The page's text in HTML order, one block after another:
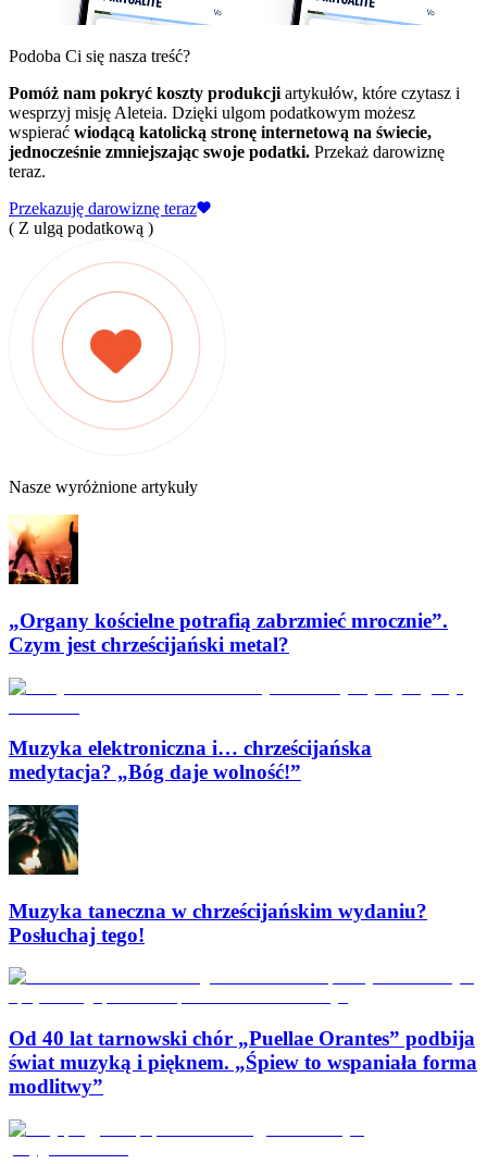
Podoba Ci się nasza treść?
Pomóż nam pokryć koszty produkcji artykułów, które czytasz i
wesprzyj misję Aleteia. Dzięki ulgom podatkowym możesz
wspierać wiodącą katolicką stronę internetową na świecie,
jednocześnie zmniejszając swoje podatki. Przekaż darowiznę
teraz.
Przekazuję darowiznę teraz
( Z ulgą podatkową )
Nasze wyróżnione artykuły
„Organy kościelne potrafią zabrzmieć mrocznie”.
Czym jest chrześcijański metal?
Muzyka elektroniczna i… chrześcijańska
medytacja? „Bóg daje wolność!”
Muzyka taneczna w chrześcijańskim wydaniu?
Posłuchaj tego!
Od 40 lat tarnowski chór „Puellae Orantes” podbija
świat muzyką i pięknem. „Śpiew to wspaniała forma
modlitwy”